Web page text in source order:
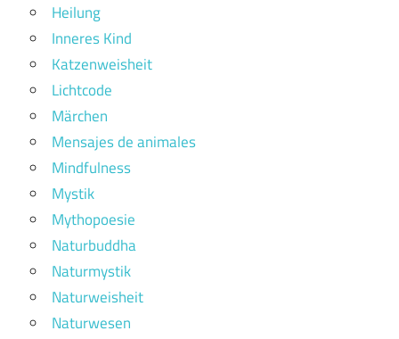
Heilung
Inneres Kind
Katzenweisheit
Lichtcode
Märchen
Mensajes de animales
Mindfulness
Mystik
Mythopoesie
Naturbuddha
Naturmystik
Naturweisheit
Naturwesen